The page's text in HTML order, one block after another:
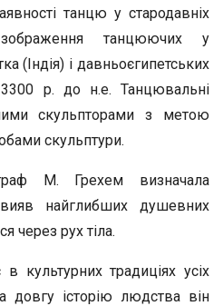
танцю у стародавніх
танцюючих у
(Індія) і давньоєгипетських
3300 р. до н.е. Танцювальні
скульпторами з метою
скульптури.
М. Грехем визначала
найглибших душевних
через рух тіла.
культурних традиціях усіх
довгу історію людства він